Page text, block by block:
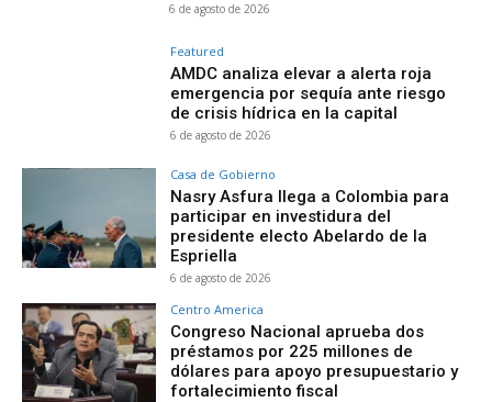
6 de agosto de 2026
Featured
AMDC analiza elevar a alerta roja
emergencia por sequía ante riesgo
de crisis hídrica en la capital
6 de agosto de 2026
Casa de Gobierno
Nasry Asfura llega a Colombia para
participar en investidura del
presidente electo Abelardo de la
Espriella
6 de agosto de 2026
Centro America
Congreso Nacional aprueba dos
préstamos por 225 millones de
dólares para apoyo presupuestario y
fortalecimiento fiscal